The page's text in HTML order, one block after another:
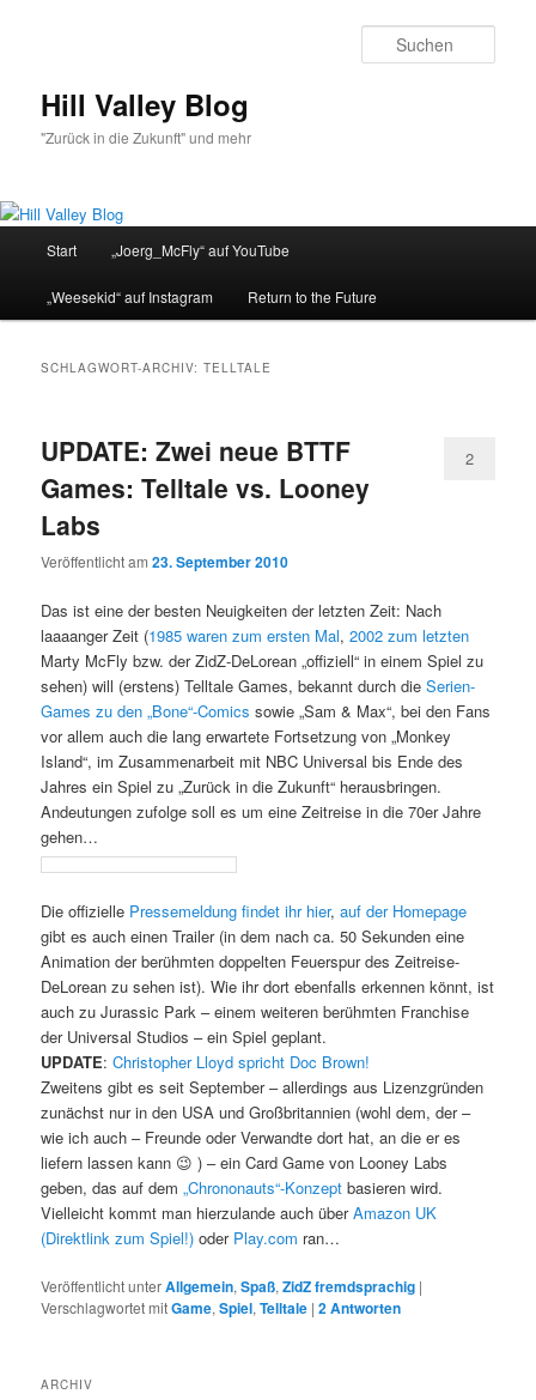
Hill Valley Blog
"Zurück in die Zukunft" und mehr
Start „Joerg_McFly“ auf YouTube
„Weesekid“ auf Instagram Return to the Future
SCHLAGWORT-ARCHIV:TELLTALE
UPDATE: Zwei neue BTTF
Games: Telltale vs. Looney
Labs
Veröffentlicht am23. September 2010
2
Das ist eine der besten Neuigkeiten der letzten Zeit: Nach
laaaanger Zeit (1985 waren zum ersten Mal,2002 zum letzten
Marty McFly bzw. der ZidZ-DeLorean „offiziell“ in einem Spiel zu
sehen) will (erstens) Telltale Games, bekannt durch dieSerien-
Games zu den „Bone“-Comics sowie „Sam & Max“, bei den Fans
vor allem auch die lang erwartete Fortsetzung von „Monkey
Island“, im Zusammenarbeit mit NBC Universal bis Ende des
Jahres ein Spiel zu „Zurück in die Zukunft“ herausbringen.
Andeutungen zufolge soll es um eine Zeitreise in die 70er Jahre
gehen…
Die offizielle Pressemeldung findet ihr hier,auf der Homepage
gibt es auch einen Trailer (in dem nach ca. 50 Sekunden eine
Animation der berühmten doppelten Feuerspur des Zeitreise-
DeLorean zu sehen ist). Wie ihr dort ebenfalls erkennen könnt, ist
auch zu Jurassic Park – einem weiteren berühmten Franchise
der Universal Studios – ein Spiel geplant.
UPDATE:Christopher Lloyd spricht Doc Brown!
Zweitens gibt es seit September – allerdings aus Lizenzgründen
zunächst nur in den USA und Großbritannien (wohl dem, der –
wie ich auch – Freunde oder Verwandte dort hat, an die er es
liefern lassen kann 😉 ) – ein Card Game von Looney Labs
geben, das auf dem„Chrononauts“-Konzept basieren wird.
Vielleicht kommt man hierzulande auch überAmazon UK
(Direktlink zum Spiel!) oder Play.com ran…
Veröffentlicht unterAllgemein,Spaß,ZidZ fremdsprachig |
Verschlagwortet mitGame,Spiel,Telltale |2Antworten
ARCHIV